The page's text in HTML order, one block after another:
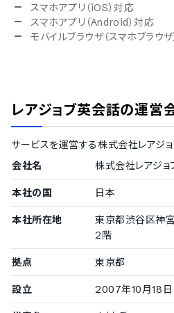
スマホアプリ（iOS）対応
スマホアプリ（Android）対応
モバイルブラウザ（スマホブラウ
冗長化
通信の暗号化
IP制限
シングルサインオン
対応言語
中国語
フィンランド語
フランス語
ドイツ語
イタリア語
レアジョブ英会話の運営
サービスを運営する株式会社レアジ
会社名
株式会社レアジョ
本社の国 日本
本社所在地
東京都渋谷区神
2階
拠点 東京都
設立 2007年10月18日